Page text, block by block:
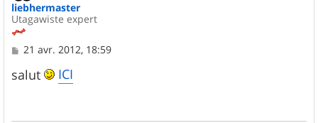
liebhermaster
Utagawiste expert
M
s
s
21 avr. 2012, 18:59
salut ICI